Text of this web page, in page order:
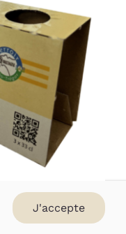
/
Offset
J'accepte